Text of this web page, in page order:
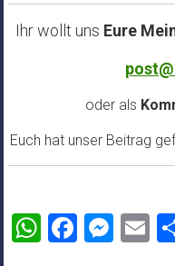
Ihr wollt uns Eure
oder als
Euch hat unser Beitrag
WhatsApp